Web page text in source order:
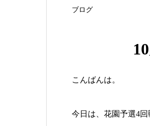
ブログ
こんばんは。
今日は、花園予選4回